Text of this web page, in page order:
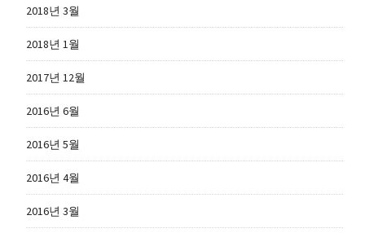
2018년 3월
2018년 1월
2017년 12월
2016년 6월
2016년 5월
2016년 4월
2016년 3월